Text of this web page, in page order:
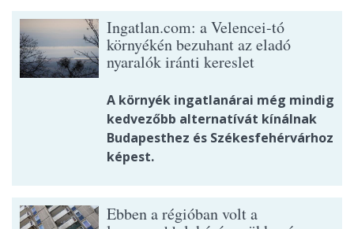
Ingatlan.com: a Velencei-tó
környékén bezuhant az eladó
nyaralók iránti kereslet
A környék ingatlanárai még mindig
kedvezőbb alternatívát kínálnak
Budapesthez és Székesfehérvárhoz
képest.
Ebben a régióban volt a